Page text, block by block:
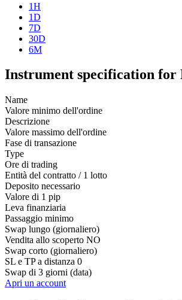
1H
1D
7D
30D
6M
Instrument specification for
Name
Valore minimo dell'ordine
Descrizione
Valore massimo dell'ordine
Fase di transazione
Type
Ore di trading
Entità del contratto / 1 lotto
Deposito necessario
Valore di 1 pip
Leva finanziaria
Passaggio minimo
Swap lungo (giornaliero)
Vendita allo scoperto NO
Swap corto (giornaliero)
SL e TP a distanza 0
Swap di 3 giorni (data)
Apri un account